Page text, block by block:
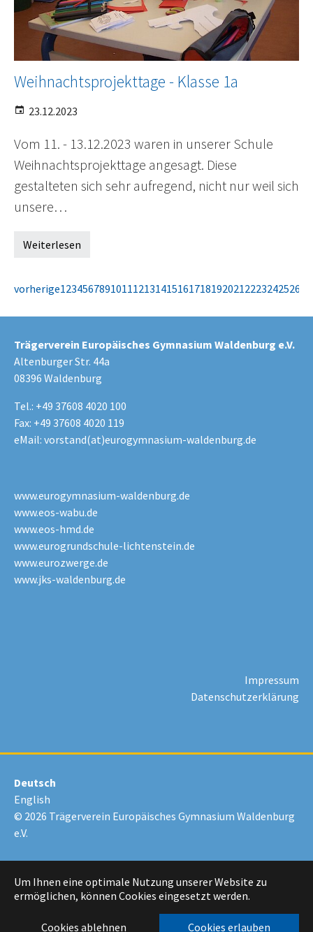
Um Ihnen eine optimale Nutzung unserer Website zu
ermöglichen, können Cookies eingesetzt werden.
Cookies ablehnen Cookies erlauben
Weihnachtsprojekttage - Klasse 1a
23.12.2023
Vom 11. - 13.12.2023 waren in unserer Schule
Weihnachtsprojekttage angesagt. Diese
gestalteten sich sehr aufregend, nicht nur weil sich
unsere…
Weiterlesen
vorherige1234567891011121314151617181920212223242526
Trägerverein Europäisches Gymnasium Waldenburg e.V.
Altenburger Str. 44a
08396 Waldenburg
Tel.: +49 37608 4020 100
Fax: +49 37608 4020 119
eMail: vorstand(at)eurogymnasium-waldenburg.de
www.eurogymnasium-waldenburg.de
www.eos-wabu.de
www.eos-hmd.de
www.eurogrundschule-lichtenstein.de
www.eurozwerge.de
www.jks-waldenburg.de
Impressum
Datenschutzerklärung
Deutsch
English
© 2026 Trägerverein Europäisches Gymnasium Waldenburg
e.V.